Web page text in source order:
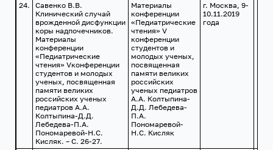
24.
Савенко В.В.
Клинический случай
врожденной дисфункции
коры надпочечников.
Материалы
конференции
«Педиатрические
чтения» Vконференции
студентов и молодых
ученых, посвященная
памяти великих
российских ученых
педиатров А.А.
Колтыпина-Д.Д.
Лебедева-П.А.
Пономаревой-Н.С.
Кисляк. – С. 26-27.
Материалы
конференции
«Педиатрические
чтения» V
конференции
студентов и
молодых ученых,
посвященная
памяти великих
российских
ученых педиатров
А.А. Колтыпина-
Д.Д. Лебедева-
П.А.
Пономаревой-
Н.С. Кисляк
г. Москва, 9-
10.11.2019
года